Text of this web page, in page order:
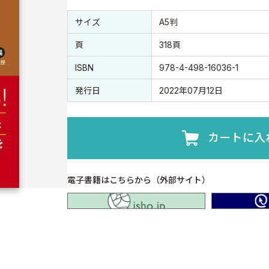
書誌情報
書誌情報
サイズ A5判
頁 318頁
ISBN 978-4-498-16036-1
発行日 2022年07月12日
カートに入
電子書籍はこちらから（外部サイト）